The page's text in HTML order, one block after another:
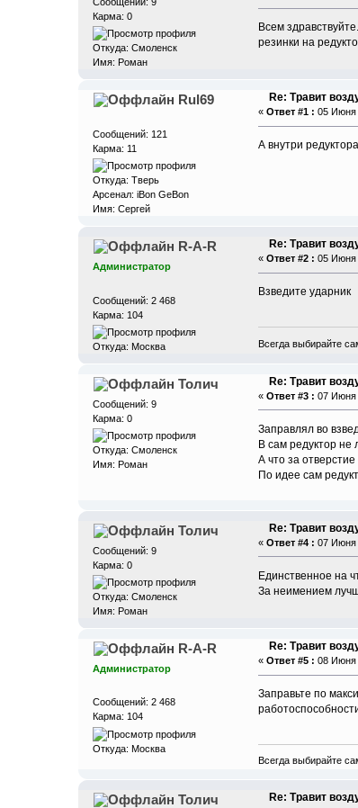
Карма: 0
Откуда: Смоленск
Имя: Роман
Всем
резинки на
Rul69
Сообщений: 121
Карма: 11
Откуда: Тверь
Арсенал: iBon GeBon
Имя: Сергей
Re: Травит
« Ответ #1 : 05 Июня
А внутри
R-A-R
Администратор
Сообщений: 2 468
Карма: 104
Откуда: Москва
Re: Травит
« Ответ #2 : 05 Июня
Взведите ударник
Всегда выбирайте
Толич
Сообщений: 9
Карма: 0
Откуда: Смоленск
Имя: Роман
Re: Травит
« Ответ #3 : 07 Июня
Заправлял во
В сам редуктор не
А что за
По идее сам
Толич
Сообщений: 9
Карма: 0
Откуда: Смоленск
Имя: Роман
Re: Травит
« Ответ #4 : 07 Июня
Единственное на
За неимением
R-A-R
Администратор
Сообщений: 2 468
Карма: 104
Откуда: Москва
Re: Травит
« Ответ #5 : 08 Июня
Заправьте по
Всегда выбирайте
Толич Re: Травит